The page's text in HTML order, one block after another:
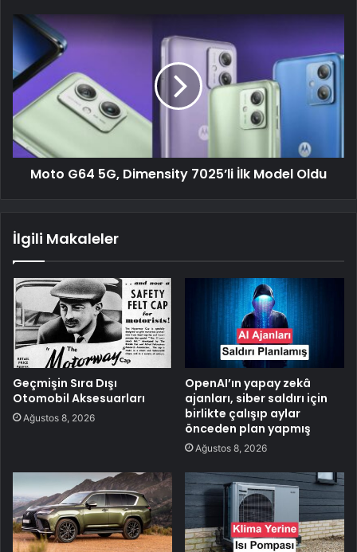
Moto G64 5G, Dimensity 7025’li İlk Model Oldu
İlgili Makaleler
Geçmişin Sıra Dışı
Otomobil Aksesuarları
Ağustos 8, 2026
OpenAI’ın yapay zekâ
ajanları, siber saldırı için
birlikte çalışıp aylar
önceden plan yapmış
Ağustos 8, 2026